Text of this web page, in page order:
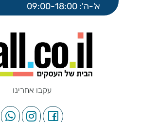
א'-ה': 09:00-18:00
עקבו אחרינו